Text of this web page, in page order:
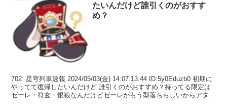
たいんだけど誰引くのがおすす
め？
702: 星穹列車速報 2024/05/03(金) 14:07:13.44 ID:5y0Eduzb0 初期に
やってて復帰したいんだけど 誰引くのがおすすめ？持ってる限定は
ゼーレ・符玄・銀狼なんだけどゼーレがもう型落ちらしいからアタッ